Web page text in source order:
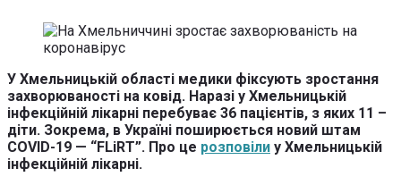
У Хмельницькій області медики фіксують зростання
захворюваності на ковід. Наразі у Хмельницькій
інфекційній лікарні перебуває 36 пацієнтів, з яких 11 –
діти. Зокрема, в Україні поширюється новий штам
COVID-19 — “FLiRT”. Про це розповіли у Хмельницькій
інфекційній лікарні.